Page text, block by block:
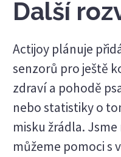
Další
Actijoy plánuje
senzorů pro ještě
zdraví a pohodě
nebo statistiky o
misku žrádla.
můžeme pomoci s